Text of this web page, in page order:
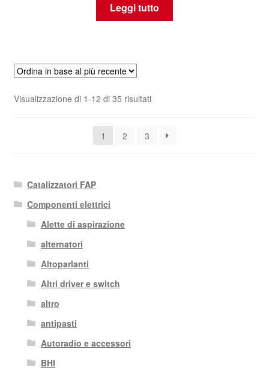
Leggi tutto
Visualizzazione di 1-12 di 35 risultatiOrdina
1 2 3
Catalizzatori FAP
Componenti elettrici
Alette di aspirazione
alternatori
Altoparlanti
Altri driver e switch
altro
antipasti
Autoradio e accessori
BHI